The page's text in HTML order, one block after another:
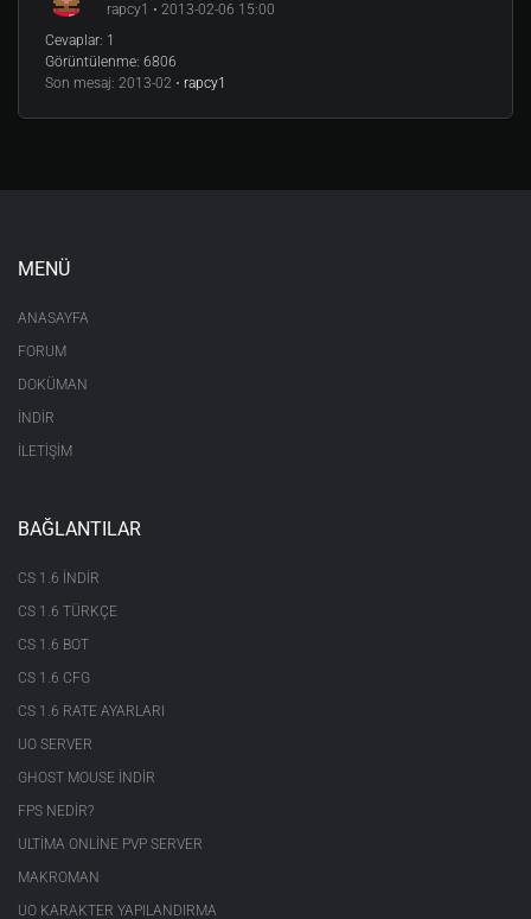
rapcy1 • 2013-02-06 15:00
Cevaplar: 1
Görüntülenme: 6806
Son mesaj: 2013-02 • rapcy1
MENÜ
ANASAYFA
FORUM
DOKÜMAN
İNDİR
İLETİŞİM
BAĞLANTILAR
CS 1.6 INDIR
CS 1.6 TÜRKÇE
CS 1.6 BOT
CS 1.6 CFG
CS 1.6 RATE AYARLARI
UO SERVER
GHOST MOUSE INDIR
FPS NEDIR?
ULTIMA ONLINE PVP SERVER
MAKROMAN
UO KARAKTER YAPILANDIRMA